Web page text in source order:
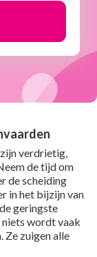
verdrietig,
de tijd om
de scheiding
in het bijzijn van
geringste
wordt vaak
Ze zuigen alle